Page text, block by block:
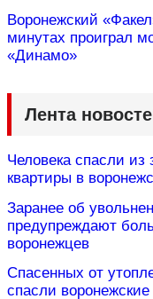
Воронежский
минутах проиграл
«Динамо»
Лента
Человека спасли
квартиры в
Заранее об
предупреждают
воронежцев
Спасенных от
спасли